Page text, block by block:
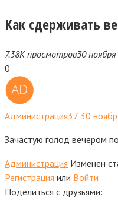
Как сдерживать
7.38K просмотров30
0
Администрация37 30
Зачастую голод вечером
Администрация Изменен
Регистрация или Войти
Поделиться с друзьями: